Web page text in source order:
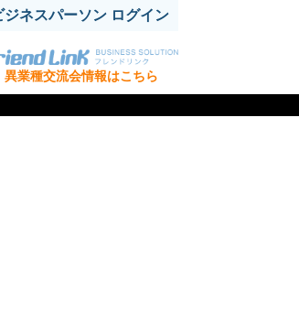
異業種交流会情報はこちら
ジネスパーソン ログイン